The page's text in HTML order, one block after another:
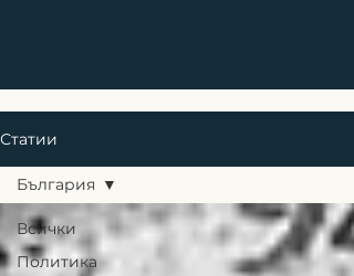
Статии
Всички
Политика
България